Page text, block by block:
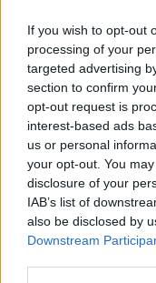
If you wish to opt-out
processing of your
targeted advertising
section to confirm
opt-out request is
interest-based ads
us or personal
your opt-out. You
disclosure of your
IAB’s list of
also be disclosed by
Downstream